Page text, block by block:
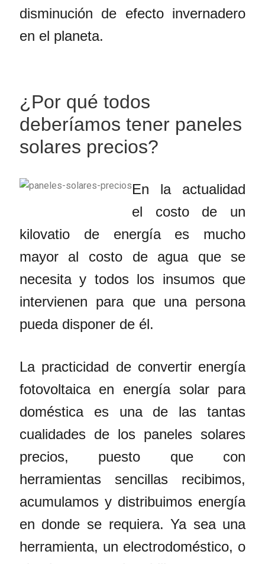
disminución de efecto invernadero
en el planeta.
¿Por qué todos
deberíamos tener paneles
solares precios?
En la actualidad
el costo de un
kilovatio de energía es mucho
mayor al costo de agua que se
necesita y todos los insumos que
intervienen para que una persona
pueda disponer de él.
La practicidad de convertir energía
fotovoltaica en energía solar para
doméstica es una de las tantas
cualidades de los paneles solares
precios, puesto que con
herramientas sencillas recibimos,
acumulamos y distribuimos energía
en donde se requiera. Ya sea una
herramienta, un electrodoméstico, o